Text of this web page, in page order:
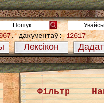
Лексікон
, дакументаў:12617
Фільтр